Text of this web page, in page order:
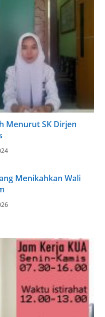
Menurut SK Dirjen
Menikahkan Wali